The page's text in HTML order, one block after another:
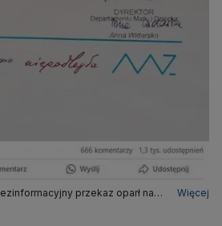
przekaz oparł na
wydany przez obecne władze
Więcej